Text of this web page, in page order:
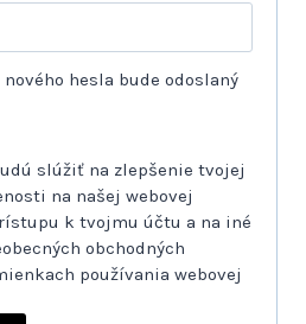
hesla bude odoslaný
slúžiť na zlepšenie tvojej
na našej webovej
k tvojmu účtu a na iné
obchodných
používania webovej